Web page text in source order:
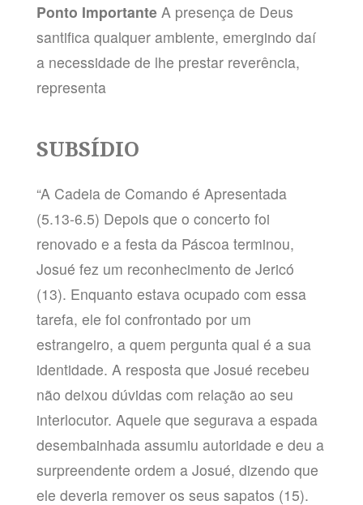
Ponto Importante A presença de Deus
santifica qualquer ambiente, emergindo daí
a necessidade de lhe prestar reverência,
representa
SUBSÍDIO
“A Cadeia de Comando é Apresentada
(5.13-6.5) Depois que o concerto foi
renovado e a festa da Páscoa terminou,
Josué fez um reconhecimento de Jericó
(13). Enquanto estava ocupado com essa
tarefa, ele foi confrontado por um
estrangeiro, a quem pergunta qual é a sua
identidade. A resposta que Josué recebeu
não deixou dúvidas com relação ao seu
interlocutor. Aquele que segurava a espada
desembainhada assumiu autoridade e deu a
surpreendente ordem a Josué, dizendo que
ele deveria remover os seus sapatos (15).